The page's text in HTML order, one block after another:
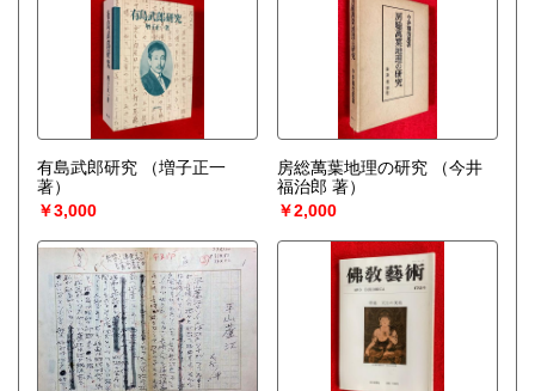
有島武郎研究
（増子正一
著）
￥3,000
房総萬葉地理の研究
（今井
福治郎 著）
￥2,000